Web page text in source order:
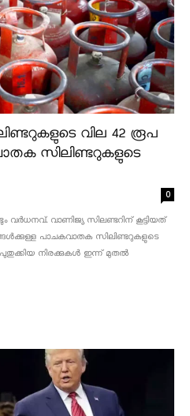
വില 42 രൂപ
സിലിണ്ടറുകളുടെ
0
വർധനവ്. വാണിജ്യ സിലണ്ടറിന് കൂട്ടിയത്
പാചകവാതക സിലിണ്ടറുകളുടെ
പുതുക്കിയ നിരക്കുകൾ ഇന്ന് മുതൽ